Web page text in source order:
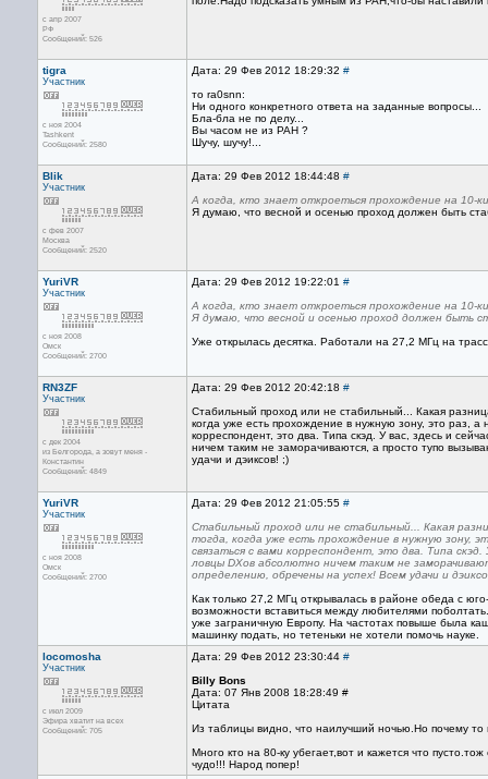
с апр 2007
РФ
Сообщений: 526
tigra
Участник
с ноя 2004
Tashkent
Сообщений: 2580
Дата: 29 Фев 2012 18:29:32 #
то ra0snn:
Ни одного конкретного ответа на заданные вопросы...
Бла-бла не по делу...
Вы часом не из РАН ?
Шучу, шучу!...
Blik
Участник
с фев 2007
Москва
Сообщений: 2520
Дата: 29 Фев 2012 18:44:48 #
А когда, кто знает откроеться прохождение на 10-
Я думаю, что весной и осенью проход должен быть
YuriVR
Участник
с ноя 2008
Омск
Сообщений: 2700
Дата: 29 Фев 2012 19:22:01 #
А когда, кто знает откроеться прохождение на 10-
Я думаю, что весной и осенью проход должен быть
Уже открылась десятка. Работали на 27,2 МГц на
RN3ZF
Участник
с дек 2004
из Белгорода, а зовут меня -
Константин
Сообщений: 4849
Дата: 29 Фев 2012 20:42:18 #
Стабильный проход или не стабильный... Какая
когда уже есть прохождение в нужную зону, это раз,
корреспондент, это два. Типа скэд. У вас, здесь и
ничем таким не заморачиваются, а просто тупо
удачи и дэиксов! ;)
YuriVR
Участник
с ноя 2008
Омск
Сообщений: 2700
Дата: 29 Фев 2012 21:05:55 #
Стабильный проход или не стабильный... Какая
тогда, когда уже есть прохождение в нужную зону,
связаться с вами корреспондент, это два. Типа
ловцы DXoв абсолютно ничем таким не
определению, обречены на успех! Всем удачи и
Как только 27,2 МГц открывалась в районе обеда с
возможности вставиться между любителями
уже заграничную Европу. На частотах повыше была
машинку подать, но тетеньки не хотели помочь науке.
locomosha
Участник
с июл 2009
Эфира хватит на всех
Сообщений: 705
Дата: 29 Фев 2012 23:30:44 #
Billy Bons
Дата: 07 Янв 2008 18:28:49 #
Цитата
Из таблицы видно, что наилучший ночью.Но почему
Много кто на 80-ку убегает,вот и кажется что
чудо!!! Народ попер!